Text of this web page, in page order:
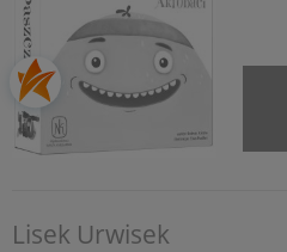
Lisek Urwisek